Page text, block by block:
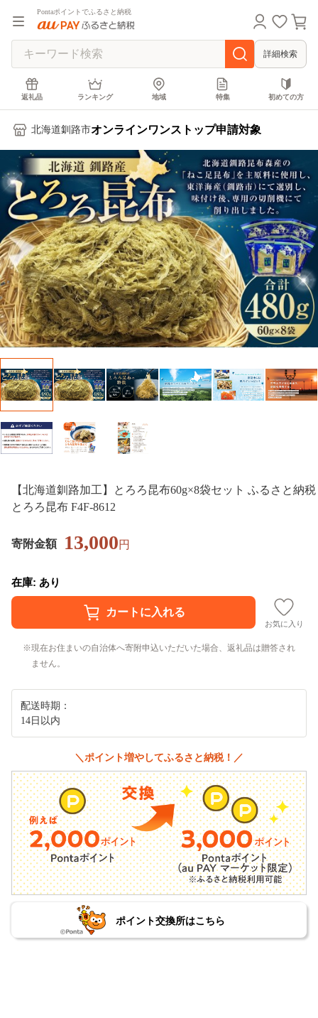
Pontaポイントでふるさと納税
詳細検索
返礼品 ランキング 地域 特集 初めての方
北海道釧路市オンラインワンストップ申請対象
【北海道釧路加工】とろろ昆布60g×8袋セット ふるさと納税
とろろ昆布 F4F-8612
寄附金額 13,000円
在庫: あり
お気に入り
現在お住まいの自治体へ寄附申込いただいた場合、返礼品は贈答され
ません。
配送時期：
14日以内
＼ポイント増やしてふるさと納税！／
ポイント交換所はこちら